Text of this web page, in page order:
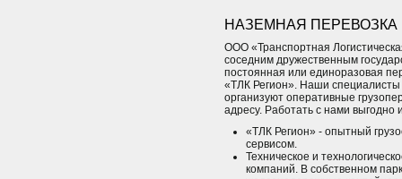
НАЗЕМНАЯ
ООО «Транспортная
соседним дружественным
постоянная или единоразовая
«ТЛК Регион». Наши специалисты
организуют оперативные
адресу. Работать с нами выгодно
«ТЛК Регион» - опытный
сервисом.
Техническое и
компаний. В собственном